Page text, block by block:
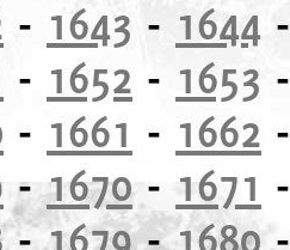
- 1643 - 1644
- 1652 - 1653
- 1661 - 1662
-1670- 1671
-1679-1680